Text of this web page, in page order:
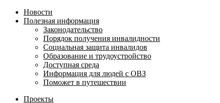
Новости
Полезная информация
Законодательство
Порядок получения инвалидности
Социальная защита инвалидов
Образование и трудоустройство
Доступная среда
Информация для людей с ОВЗ
Поможет в путешествии
Проекты